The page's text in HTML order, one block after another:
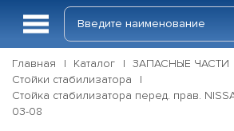
Главная Каталог ЗАПАСНЫЕ ЧАСТИ
Стойки стабилизатора
Стойка стабилизатора перед. прав.
03-08